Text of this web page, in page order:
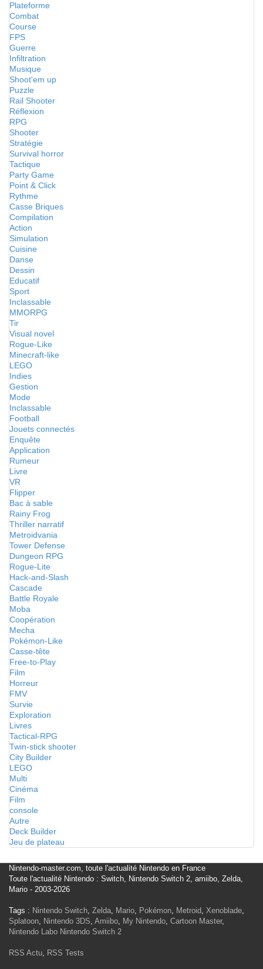
Plateforme
Combat
Course
FPS
Guerre
Infiltration
Musique
Shoot'em up
Puzzle
Rail Shooter
Réflexion
RPG
Shooter
Stratégie
Survival horror
Tactique
Party Game
Point & Click
Rythme
Casse Briques
Compilation
Action
Simulation
Cuisine
Danse
Dessin
Educatif
Sport
Inclassable
MMORPG
Tir
Visual novel
Rogue-Like
Minecraft-like
LEGO
Indies
Gestion
Mode
Inclassable
Football
Jouets connectés
Enquête
Application
Rumeur
Livre
VR
Flipper
Bac à sable
Rainy Frog
Thriller narratif
Metroidvania
Tower Defense
Dungeon RPG
Rogue-Lite
Hack-and-Slash
Cascade
Battle Royale
Moba
Coopération
Mecha
Pokémon-Like
Casse-tête
Free-to-Play
Film
Horreur
FMV
Survie
Exploration
Livres
Tactical-RPG
Twin-stick shooter
City Builder
LEGO
Multi
Cinéma
Film
console
Autre
Deck Builder
Jeu de plateau
Nintendo-master.com, toute l'actualité Nintendo en France
Toute l'actualité Nintendo : Switch, Nintendo Switch 2, amiibo, Zelda,
Mario - 2003-2026
Tags : Nintendo Switch, Zelda, Mario, Pokémon, Metroid, Xenoblade,
Splatoon, Nintendo 3DS, Amiibo, My Nintendo, Cartoon Master,
Nintendo Labo Nintendo Switch 2
RSS Actu, RSS Tests